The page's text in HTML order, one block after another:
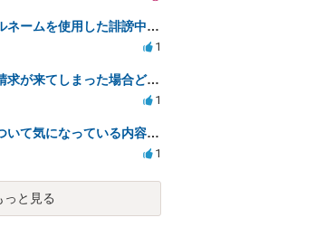
顔写真、フルネームを使用した誹謗中傷、悪用に対する開示請求
1
家族に開示請求が来てしまった場合どうするべきですか
1
開示請求について気になっている内容の質問
1
っと見る